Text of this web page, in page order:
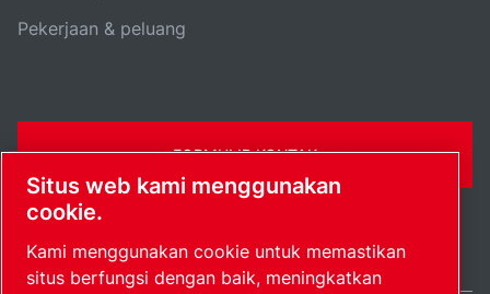
Pekerjaan & peluang
FORMULIR KONTAK
Situs web kami menggunakan
cookie.
Kami menggunakan cookie untuk memastikan
situs berfungsi dengan baik, meningkatkan